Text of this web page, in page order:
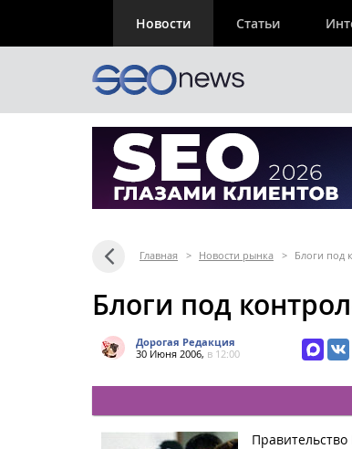
Новости Статьи
Главная > Новости рынка > Блоги под
Блоги под
Дорогая Редакция
30 Июня 2006, в 12:00